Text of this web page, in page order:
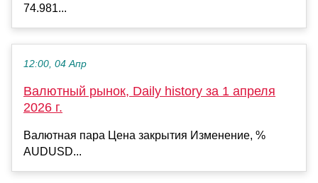
74.981...
12:00, 04 Апр
Валютный рынок, Daily history за 1 апреля
2026 г.
Валютная пара Цена закрытия Изменение, %
AUDUSD...